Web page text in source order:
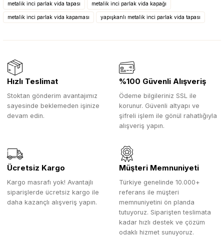
metalik inci parlak vida tapası
metalik inci parlak vida kapağı
metalik inci parlak vida kapaması yapışkanlı metalik inci parlak vida tapası
Hızlı Teslimat
Stoktan gönderim avantajımız
sayesinde beklemeden işinize
devam edin.
%100 Güvenli Alışveriş
Ödeme bilgileriniz SSL ile
korunur. Güvenli altyapı ve
şifreli işlem ile gönül rahatlığıyla
alışveriş yapın.
Ücretsiz Kargo
Kargo masrafı yok! Avantajlı
siparişlerde ücretsiz kargo ile
daha kazançlı alışveriş yapın.
Müşteri Memnuniyeti
Türkiye genelinde 10.000+
referans ile müşteri
memnuniyetini ön planda
tutuyoruz. Siparişten teslimata
kadar hızlı destek ve çözüm
odaklı hizmet sunuyoruz.